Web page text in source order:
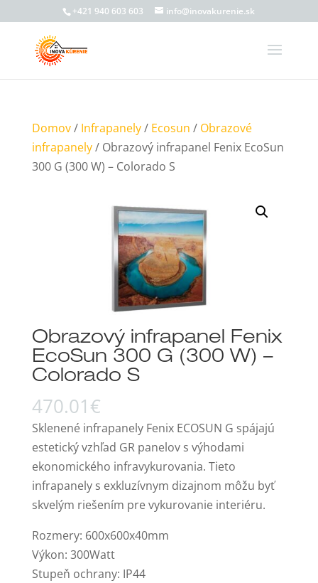
+421 940 603 603 info@inovakurenie.sk
Domov/ Infrapanely/ Ecosun / Obrazové
infrapanely/ Obrazový infrapanel Fenix EcoSun
300 G (300 W) – Colorado S
Obrazový infrapanel Fenix
EcoSun 300 G (300 W) –
Colorado S
470.01€
Sklenené infrapanely Fenix ECOSUN G spájajú
estetický vzhľad GR panelov s výhodami
ekonomického infravykurovania. Tieto
infrapanely s exkluzívnym dizajnom môžu byť
skvelým riešením pre vykurovanie interiéru.
Rozmery: 600x600x40mm
Výkon: 300Watt
Stupeň ochrany: IP44